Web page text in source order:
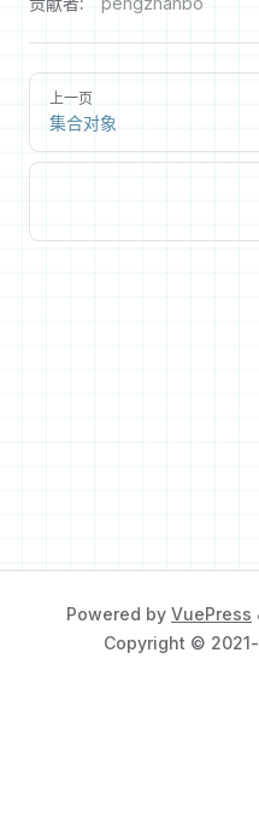
上一页
集合对象
Powered by VuePress
Copyright ©